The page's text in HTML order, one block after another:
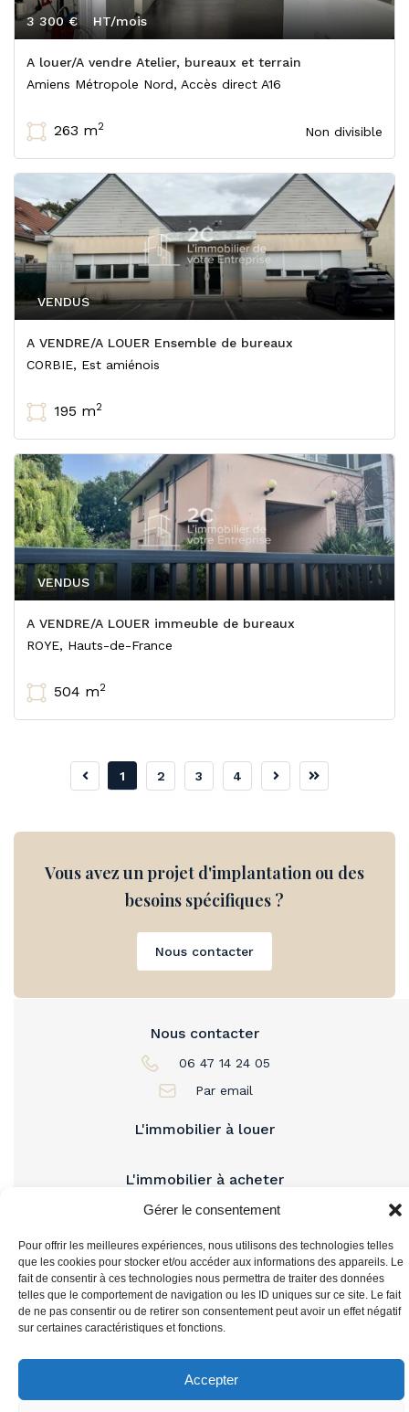
Gérer le consentement
Pour offrir les meilleures expériences, nous utilisons des technologies telles
que les cookies pour stocker et/ou accéder aux informations des appareils. Le
fait de consentir à ces technologies nous permettra de traiter des données
telles que le comportement de navigation ou les ID uniques sur ce site. Le fait
de ne pas consentir ou de retirer son consentement peut avoir un effet négatif
sur certaines caractéristiques et fonctions.
Accepter
A louer/A vendre Atelier, bureaux et terrain
Non divisible
3 300 € HT/mois
Amiens Métropole Nord, Accès direct A16
263 m2
A VENDRE/A LOUER Ensemble de bureaux
VENDUS
CORBIE, Est amiénois
195 m2
A VENDRE/A LOUER immeuble de bureaux
VENDUS
ROYE, Hauts-de-France
504 m2
1 2 3 4
Vous avez un projet d'implantation ou des
besoins spécifiques ?
Nous contacter
L'immobilier à louer
L'immobilier à acheter
Nous contacter
06 47 14 24 05
Par email